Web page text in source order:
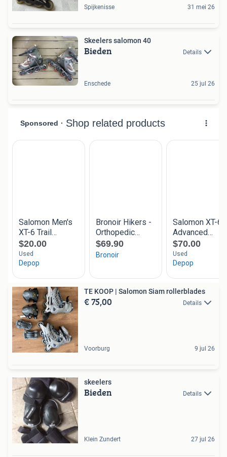
Spijkenisse 31 mei 26
Skeelers salomon 40
Bieden Details
Enschede 25 jul 26
TE KOOP | Salomon Siam rollerblades
€ 75,00 Details
Voorburg 9 jul 26
skeelers
Bieden Details
Klein Zundert 27 jul 26